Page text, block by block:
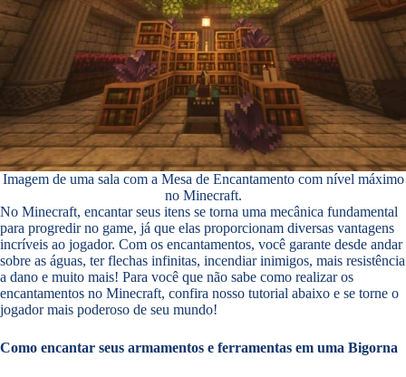
Imagem de uma sala com a Mesa de Encantamento com nível máximo
no Minecraft.
No Minecraft, encantar seus itens se torna uma mecânica fundamental
para progredir no game, já que elas proporcionam diversas vantagens
incríveis ao jogador. Com os encantamentos, você garante desde andar
sobre as águas, ter flechas infinitas, incendiar inimigos, mais resistência
a dano e muito mais! Para você que não sabe como realizar os
encantamentos no Minecraft, confira nosso tutorial abaixo e se torne o
jogador mais poderoso de seu mundo!
Como encantar seus armamentos e ferramentas em uma Bigorna